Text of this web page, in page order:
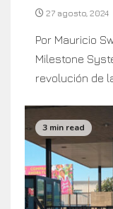
27 agosto, 2024
Por Mauricio
Milestone
revolución de
3 min read